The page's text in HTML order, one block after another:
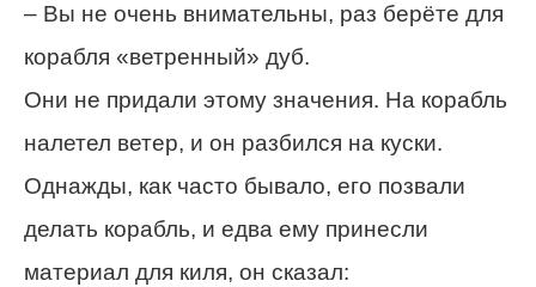
– Вы не очень внимательны, раз берёте для
корабля «ветренный» дуб.
Они не придали этому значения. На корабль
налетел ветер, и он разбился на куски.
Однажды, как часто бывало, его позвали
делать корабль, и едва ему принесли
материал для киля, он сказал: